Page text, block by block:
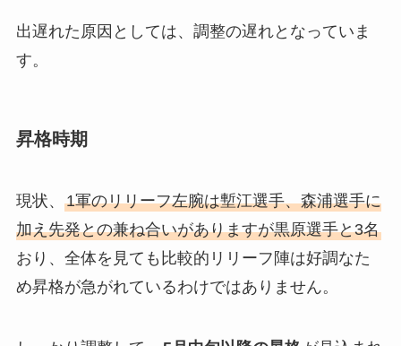
出遅れた原因としては、調整の遅れとなっていま
す。
昇格時期
現状、 1軍のリリーフ左腕は塹江選手、森浦選手に
加え先発との兼ね合いがありますが黒原選手と3名
おり、全体を見ても比較的リリーフ陣は好調なた
め昇格が急がれているわけではありません。